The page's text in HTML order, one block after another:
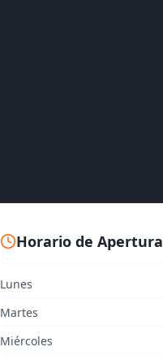
Horario de Apertura
Lunes
Martes
Miércoles